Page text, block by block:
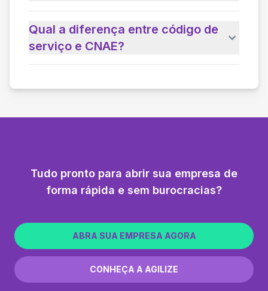
Qual a diferença entre código de
serviço e CNAE?
Tudo pronto para abrir sua empresa de
forma rápida e sem burocracias?
ABRA SUA EMPRESA AGORA
CONHEÇA A AGILIZE